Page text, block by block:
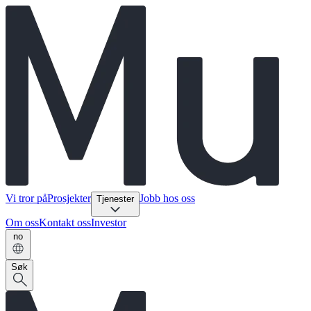
Vi tror påProsjekter Tjenester Jobb hos oss
Om ossKontakt ossInvestor
no
Søk